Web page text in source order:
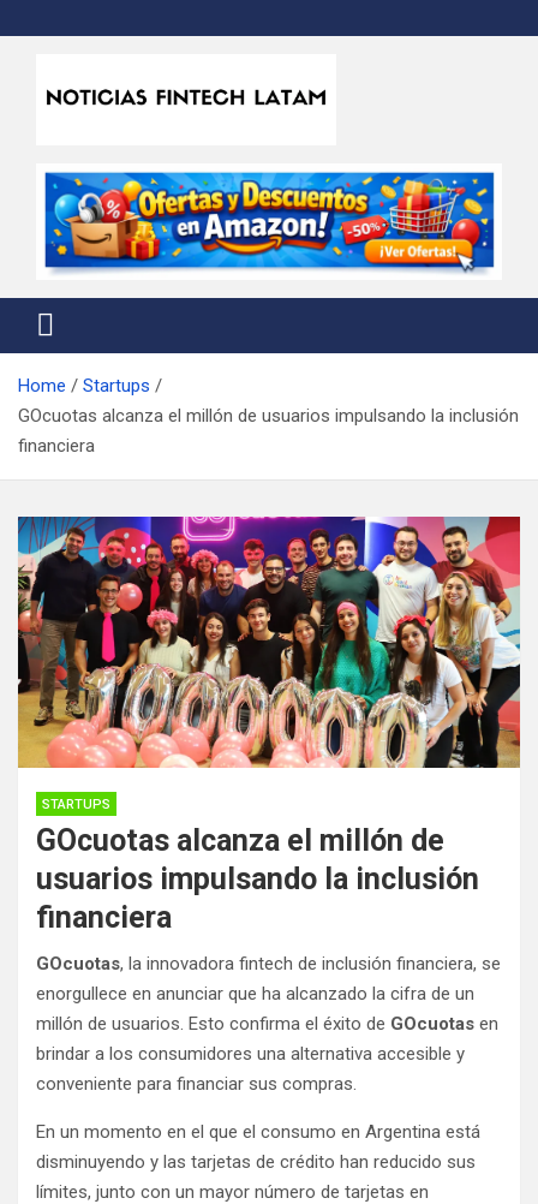
to
Noticias Fintech Latam
Home
Startups
GOcuotas alcanza el millón de usuarios impulsando la inclusión
financiera
STARTUPS
GOcuotas alcanza el millón de
usuarios impulsando la inclusión
financiera
GOcuotas, la innovadora fintech de inclusión financiera, se
enorgullece en anunciar que ha alcanzado la cifra de un
millón de usuarios. Esto confirma el éxito de GOcuotas en
brindar a los consumidores una alternativa accesible y
conveniente para financiar sus compras.
En un momento en el que el consumo en Argentina está
disminuyendo y las tarjetas de crédito han reducido sus
límites, junto con un mayor número de tarjetas en